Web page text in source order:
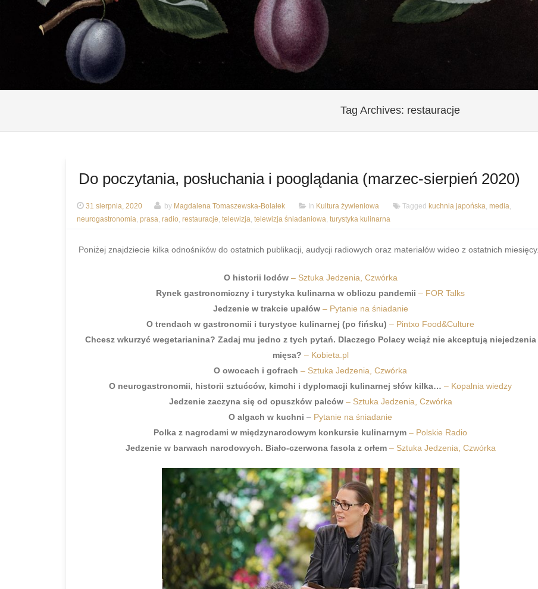
Tag Archives: restauracje
Do poczytania, posłuchania i pooglądania (marzec-sierpień 2020)
31 sierpnia, 2020 by Magdalena Tomaszewska-Bolałek In Kultura żywieniowa Tagged kuchnia japońska, media,
neurogastronomia, prasa, radio, restauracje, telewizja, telewizja śniadaniowa, turystyka kulinarna
Poniżej znajdziecie kilka odnośników do ostatnich publikacji, audycji radiowych oraz materiałów wideo z ostatnich miesięcy.
O historii lodów– Sztuka Jedzenia, Czwórka
Rynek gastronomiczny i turystyka kulinarna w obliczu pandemii – FOR Talks
Jedzenie w trakcie upałów– Pytanie na śniadanie
O trendach w gastronomii i turystyce kulinarnej (po fińsku) – Pintxo Food&Culture
Chcesz wkurzyć wegetarianina? Zadaj mu jedno z tych pytań. Dlaczego Polacy wciąż nie akceptują niejedzenia
mięsa? – Kobieta.pl
O owocach i gofrach – Sztuka Jedzenia, Czwórka
O neurogastronomii, historii sztućców, kimchi i dyplomacji kulinarnej słów kilka… – Kopalnia wiedzy
Jedzenie zaczyna się od opuszków palców– Sztuka Jedzenia, Czwórka
O algach w kuchni – Pytanie na śniadanie
Polka z nagrodami w międzynarodowym konkursie kulinarnym – Polskie Radio
Jedzenie w barwach narodowych. Biało-czerwona fasola z orłem– Sztuka Jedzenia, Czwórka